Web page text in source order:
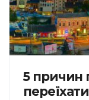
5 причин